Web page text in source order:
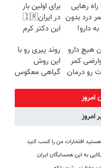
راه رهایی
درد بدون
به دارو!
برای اولین بار
در ایران🇮🇷
این دکتر کرم
روزه ساخت!
هیچ دارو
کمر
رو درمان
روند پیری رو با
این روش
گیاهی معکوس
امروز
امروز
هستید افتخارات من را کسب کنید
به این همسایگان ایران